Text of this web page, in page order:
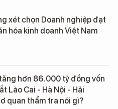
xét chọn Doanh nghiệp đạt
hóa kinh doanh Việt Nam
hơn 86.000 tỷ đồng vốn
Lào Cai - Hà Nội - Hải
quan thẩm tra nói gì?